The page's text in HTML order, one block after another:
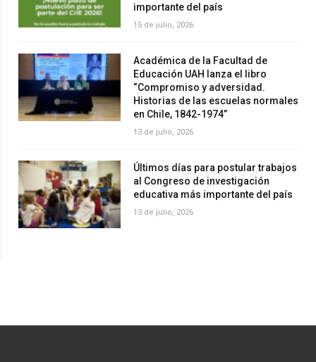
importante del país
15 de julio, 2026
Académica de la Facultad de
Educación UAH lanza el libro
“Compromiso y adversidad.
Historias de las escuelas normales
en Chile, 1842-1974”
13 de julio, 2026
Últimos días para postular trabajos
al Congreso de investigación
educativa más importante del país
13 de julio, 2026